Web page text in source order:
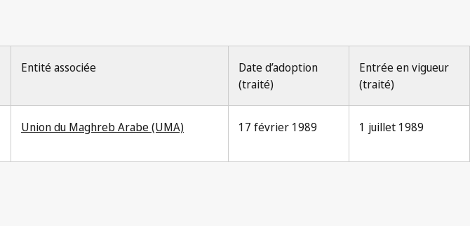
Entité associée
Date d’adoption
(traité)
Entrée en vigueur
(traité)
Union du Maghreb Arabe (UMA) 17 février 1989 1 juillet 1989